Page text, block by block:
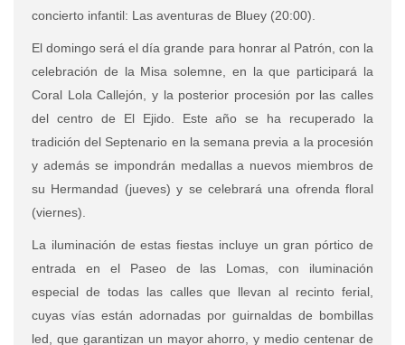
concierto infantil: Las aventuras de Bluey (20:00).
El domingo será el día grande para honrar al Patrón, con la
celebración de la Misa solemne, en la que participará la
Coral Lola Callejón, y la posterior procesión por las calles
del centro de El Ejido. Este año se ha recuperado la
tradición del Septenario en la semana previa a la procesión
y además se impondrán medallas a nuevos miembros de
su Hermandad (jueves) y se celebrará una ofrenda floral
(viernes).
La iluminación de estas fiestas incluye un gran pórtico de
entrada en el Paseo de las Lomas, con iluminación
especial de todas las calles que llevan al recinto ferial,
cuyas vías están adornadas por guirnaldas de bombillas
led, que garantizan un mayor ahorro, y medio centenar de